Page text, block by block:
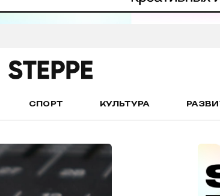
СПОРТ КУЛЬТУРА